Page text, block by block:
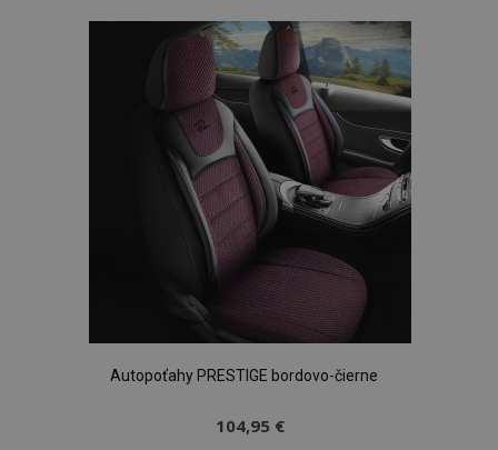
zoznamu
prianí
Autopoťahy PRESTIGE bordovo-čierne
104,95 €